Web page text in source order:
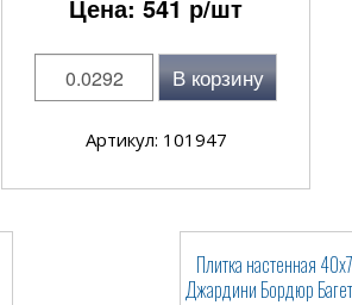
Цена: 541 р/шт
В корзину
Артикул: 101947
Плитка настенная
Джардини Бордюр